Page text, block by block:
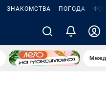
ЗНАКОМСТВА ПОГОДА